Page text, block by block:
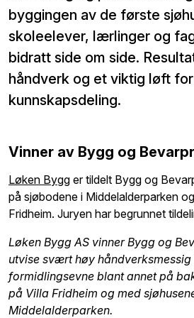
byggingen av de første
skoleelever, lærlinger og
bidratt side om side.
håndverk og et viktig løft
kunnskapsdeling.
Vinner av Bygg og
Løken Bygg er tildelt Bygg og
på sjøbodene i Middelalderparken
Fridheim. Juryen har begrunnet
Løken Bygg AS vinner Bygg og
utvise svært høy håndverksmessig
formidlingsevne blant annet på
på Villa Fridheim og med
Middelalderparken.